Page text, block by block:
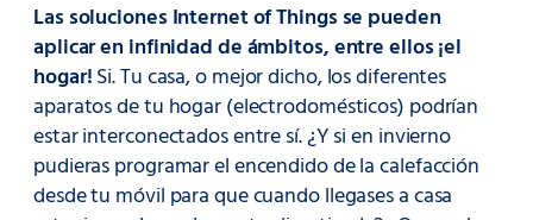
Las soluciones Internet of Things se pueden
aplicar en infinidad de ámbitos, entre ellos ¡el
hogar!Si. Tu casa, o mejor dicho, los diferentes
aparatos de tu hogar (electrodomésticos) podrían
estar interconectados entre sí. ¿Y si en invierno
pudieras programar el encendido de la calefacción
desde tu móvil para que cuando llegases a casa